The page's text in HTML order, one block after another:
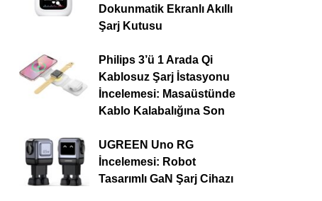
Dokunmatik Ekranlı Akıllı
Şarj Kutusu
Philips 3’ü 1 Arada Qi
Kablosuz Şarj İstasyonu
İncelemesi: Masaüstünde
Kablo Kalabalığına Son
UGREEN Uno RG
İncelemesi: Robot
Tasarımlı GaN Şarj Cihazı